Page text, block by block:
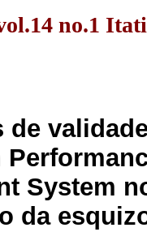
no.1
de
System
da